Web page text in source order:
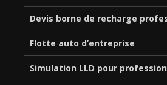
Devis borne de recharge
Flotte auto d’entreprise
Simulation LLD pour